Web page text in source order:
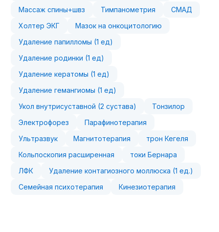
Массаж спины+швз
Тимпанометрия
СМАД
Холтер ЭКГ
Мазок на онкоцитологию
Удаление папилломы (1 ед)
Удаление родинки (1 ед)
Удаление кератомы (1 ед)
Удаление гемангиомы (1 ед)
Укол внутрисуставной (2 сустава)
Тонзилор
Электрофорез
Парафинотерапия
Ультразвук
Магнитотерапия
трон Кегеля
Кольпоскопия расширенная
токи Бернара
ЛФК
Удаление контагиозного моллюска (1 ед.)
Семейная психотерапия
Кинезиотерапия